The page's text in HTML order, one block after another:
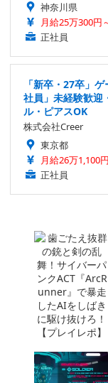
神奈川県
月給25万300円
正社員
「新卒・27卒」
社員」未経験歓迎
ル・ピアスOK
株式会社Creer
東京都
月給26万1,100
正社員